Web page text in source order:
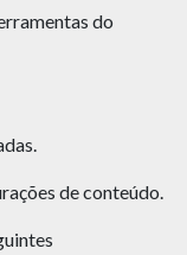
do
de conteúdo.